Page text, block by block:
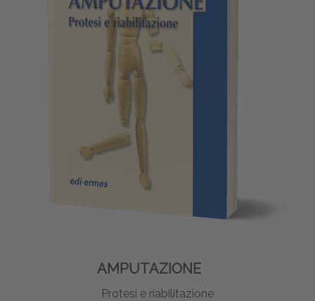
AMPUTAZIONE
Protesi e riabilitazione